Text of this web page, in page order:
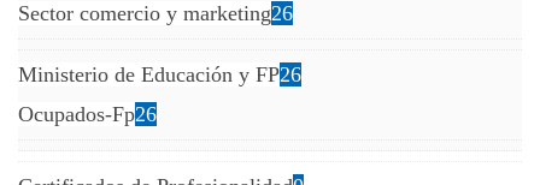
Sector comercio y marketing26
Ministerio de Educación y FP26
Ocupados-Fp26